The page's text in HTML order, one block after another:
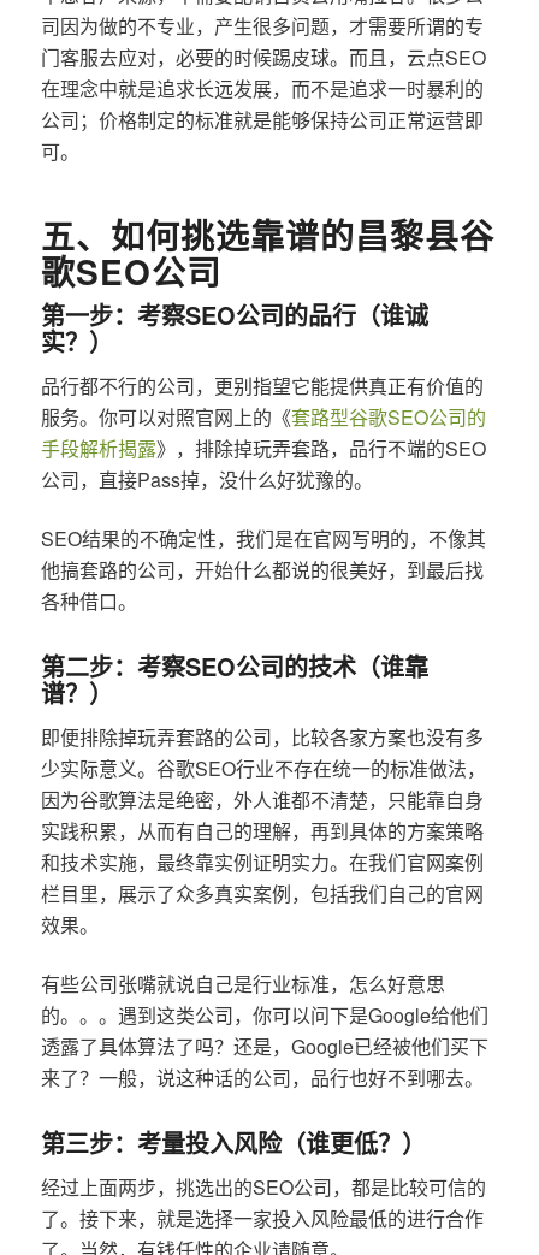
司因为做的不专业，产生很多问题，才需要所谓的专
门客服去应对，必要的时候踢皮球。而且，云点SEO
在理念中就是追求长远发展，而不是追求一时暴利的
公司；价格制定的标准就是能够保持公司正常运营即
可。
五、如何挑选靠谱的昌黎县谷
歌SEO公司
第一步：考察SEO公司的品行（谁诚
实？）
品行都不行的公司，更别指望它能提供真正有价值的
服务。你可以对照官网上的《套路型谷歌SEO公司的
手段解析揭露》，排除掉玩弄套路，品行不端的SEO
公司，直接Pass掉，没什么好犹豫的。
SEO结果的不确定性，我们是在官网写明的，不像其
他搞套路的公司，开始什么都说的很美好，到最后找
各种借口。
第二步：考察SEO公司的技术（谁靠
谱？）
即便排除掉玩弄套路的公司，比较各家方案也没有多
少实际意义。谷歌SEO行业不存在统一的标准做法，
因为谷歌算法是绝密，外人谁都不清楚，只能靠自身
实践积累，从而有自己的理解，再到具体的方案策略
和技术实施，最终靠实例证明实力。在我们官网案例
栏目里，展示了众多真实案例，包括我们自己的官网
效果。
有些公司张嘴就说自己是行业标准，怎么好意思
的。。。遇到这类公司，你可以问下是Google给他们
透露了具体算法了吗？还是，Google已经被他们买下
来了？一般，说这种话的公司，品行也好不到哪去。
第三步：考量投入风险（谁更低？）
经过上面两步，挑选出的SEO公司，都是比较可信的
了。接下来，就是选择一家投入风险最低的进行合作